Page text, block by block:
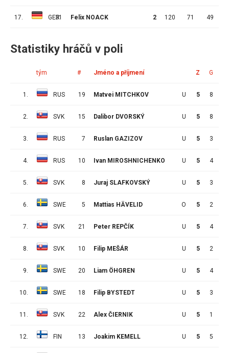
17. GER
31 Felix NOACK 2 120 71 49
Statistiky hráčů v poli
tým # Jméno a příjmení Z G
1. RUS 19 Matvei MITCHKOV U 5 8
2. SVK 15 Dalibor DVORSKÝ U 5 8
3. RUS 7 Ruslan GAZIZOV U 5 3
4. RUS 10 Ivan MIROSHNICHENKO U 5 4
5. SVK 8 Juraj SLAFKOVSKÝ U 5 3
6. SWE 5 Mattias HÄVELID O 5 2
7. SVK 21 Peter REPČÍK U 5 4
8. SVK 10 Filip MEŠÁR U 5 2
9. SWE 20 Liam ÖHGREN U 5 4
10. SWE 18 Filip BYSTEDT U 5 3
11. SVK 22 Alex ČIERNIK U 5 1
12. FIN 13 Joakim KEMELL U 5 5